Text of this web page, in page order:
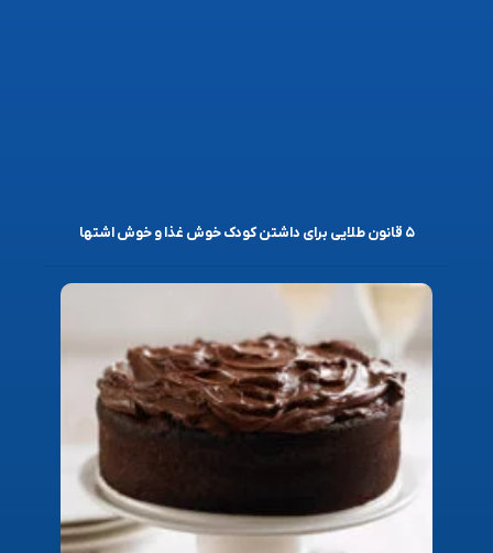
۵ قانون طلایی برای داشتن کودک خوش غذا و خوش اشتها